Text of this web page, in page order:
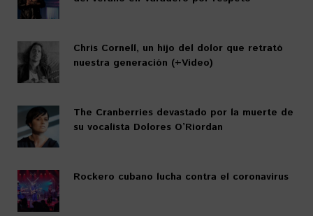
Chris Cornell, un hijo del dolor que retrató
nuestra generación (+Video)
The Cranberries devastado por la muerte de
su vocalista Dolores O’Riordan
Rockero cubano lucha contra el coronavirus